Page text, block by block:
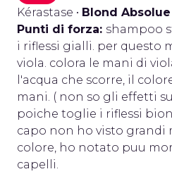
Kérastase • Blond
Punti di forza: shampoo
i riflessi gialli. per questo
viola. colora le mani di
l'acqua che scorre, il
mani. ( non so gli effetti
poiche toglie i riflessi
capo non ho visto grandi
colore, ho notato puu
capelli.